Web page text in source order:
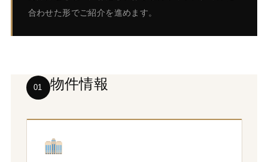
合わせた形でご紹介を進めます。
01 物件情報